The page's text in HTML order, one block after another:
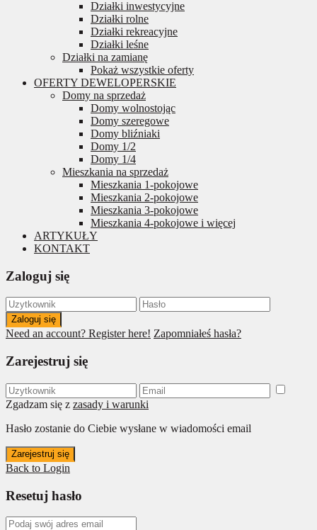
Działki inwestycyjne
Działki rolne
Działki rekreacyjne
Działki leśne
Działki na zamianę
Pokaż wszystkie oferty
OFERTY DEWELOPERSKIE
Domy na sprzedaż
Domy wolnostojąc
Domy szeregowe
Domy bliźniaki
Domy 1/2
Domy 1/4
Mieszkania na sprzedaż
Mieszkania 1-pokojowe
Mieszkania 2-pokojowe
Mieszkania 3-pokojowe
Mieszkania 4-pokojowe i więcej
ARTYKUŁY
KONTAKT
Zaloguj się
Zaloguj się
Need an account? Register here! Zapomniałeś hasła?
Zarejestruj się
Zgadzam się z zasady i warunki
Hasło zostanie do Ciebie wysłane w wiadomości email
Zarejestruj się
Back to Login
Resetuj hasło